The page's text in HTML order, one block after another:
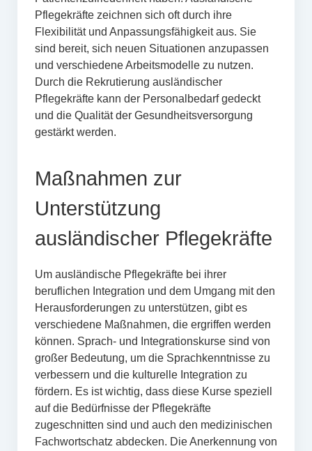
Pflegekräfte zeichnen sich oft durch ihre
Flexibilität und Anpassungsfähigkeit aus. Sie
sind bereit, sich neuen Situationen anzupassen
und verschiedene Arbeitsmodelle zu nutzen.
Durch die Rekrutierung ausländischer
Pflegekräfte kann der Personalbedarf gedeckt
und die Qualität der Gesundheitsversorgung
gestärkt werden.
Maßnahmen zur
Unterstützung
ausländischer Pflegekräfte
Um ausländische Pflegekräfte bei ihrer
beruflichen Integration und dem Umgang mit den
Herausforderungen zu unterstützen, gibt es
verschiedene Maßnahmen, die ergriffen werden
können. Sprach- und Integrationskurse sind von
großer Bedeutung, um die Sprachkenntnisse zu
verbessern und die kulturelle Integration zu
fördern. Es ist wichtig, dass diese Kurse speziell
auf die Bedürfnisse der Pflegekräfte
zugeschnitten sind und auch den medizinischen
Fachwortschatz abdecken. Die Anerkennung von